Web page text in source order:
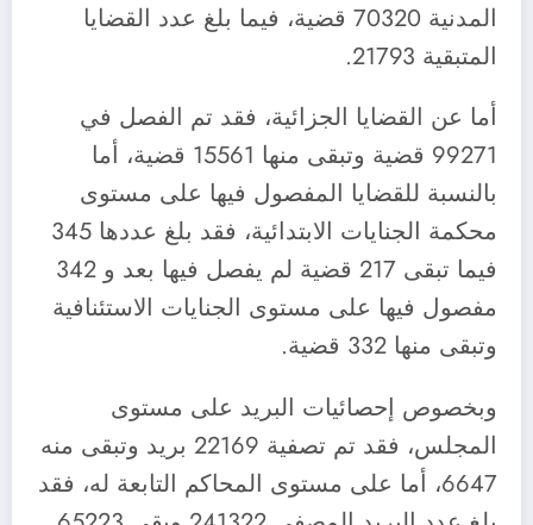
المدنية 70320 قضية، فيما بلغ عدد القضايا
المتبقية 21793.
أما عن القضايا الجزائية، فقد تم الفصل في
99271 قضية وتبقى منها 15561 قضية، أما
بالنسبة للقضايا المفصول فيها على مستوى
محكمة الجنايات الابتدائية، فقد بلغ عددها 345
فيما تبقى 217 قضية لم يفصل فيها بعد و 342
مفصول فيها على مستوى الجنايات الاستئنافية
وتبقى منها 332 قضية.
وبخصوص إحصائيات البريد على مستوى
المجلس، فقد تم تصفية 22169 بريد وتبقى منه
6647، أما على مستوى المحاكم التابعة له، فقد